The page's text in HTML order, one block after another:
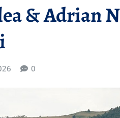
& Adrian
0